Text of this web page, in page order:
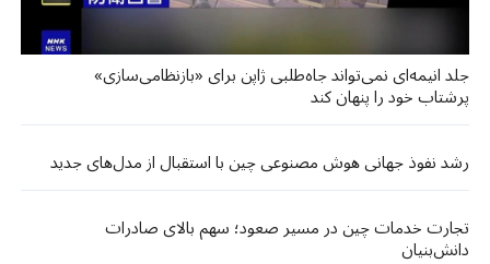
جلد انیمه‌ای نمی‌تواند جاه‌طلبی ژاپن برای «بازنظامی‌سازی»
پرشتاب خود را پنهان کند
رشد نفوذ جهانی هوش مصنوعی چین با استقبال از مدل‌های جدید
تجارت خدمات چین در مسیر صعود؛ سهم بالای صادرات
دانش‌بنیان